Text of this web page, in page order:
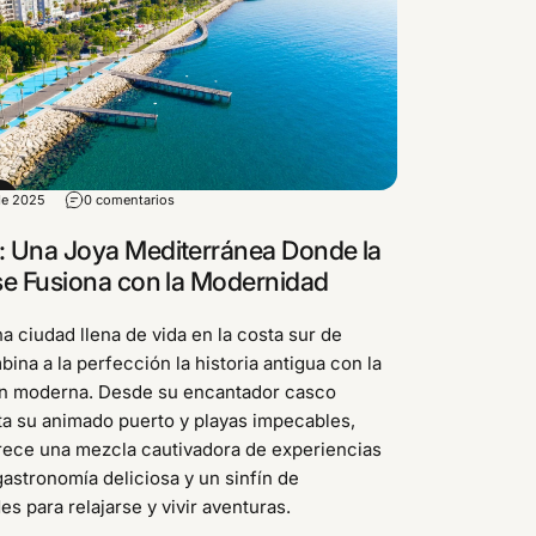
2025 0 comentarios
Una Joya Mediterránea Donde la
Fusiona con la Modernidad
ciudad llena de vida en la costa sur de
a la perfección la historia antigua con la
moderna. Desde su encantador casco
su animado puerto y playas impecables,
una mezcla cautivadora de experiencias
deliciosa y un sinfín de
para relajarse y vivir aventuras.